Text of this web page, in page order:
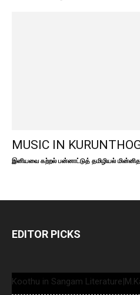
MUSIC IN
இனியவை கற்றல் பன்னாட்டுத் தமிழியல்
EDITOR PICKS
Koothu in Sangam